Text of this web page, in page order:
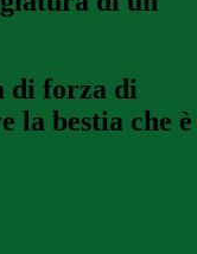
di forza di
la bestia che è